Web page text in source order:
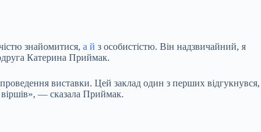
знайомитися, а й з особистістю. Він надзвичайний, я
Катерина Приймак.
виставки. Цей заклад один з перших відгукнувся,
віршів», — сказала Приймак.